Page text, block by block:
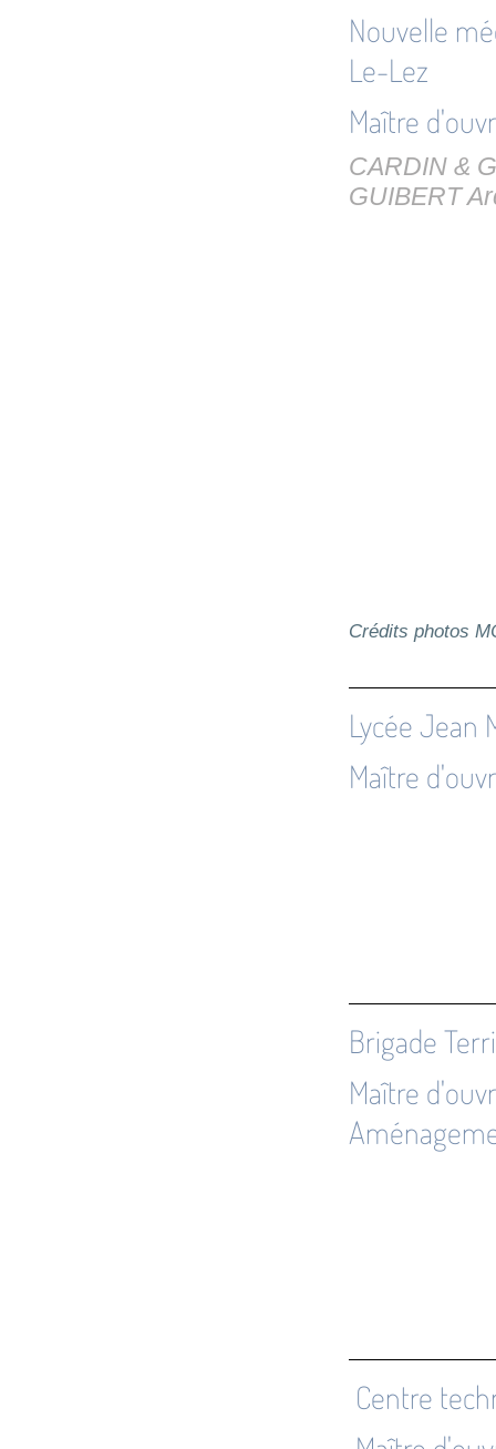
Nouvelle
Le-Lez
Maître
CARDIN &
GUIBERT
Crédits photos
Lycée Jean
Maître
Brigade
Maître
Centre